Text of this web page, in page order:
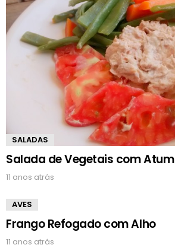
SALADAS
Salada de Vegetais com Atum
11 anos atrás
AVES
Frango Refogado com Alho
11 anos atrás